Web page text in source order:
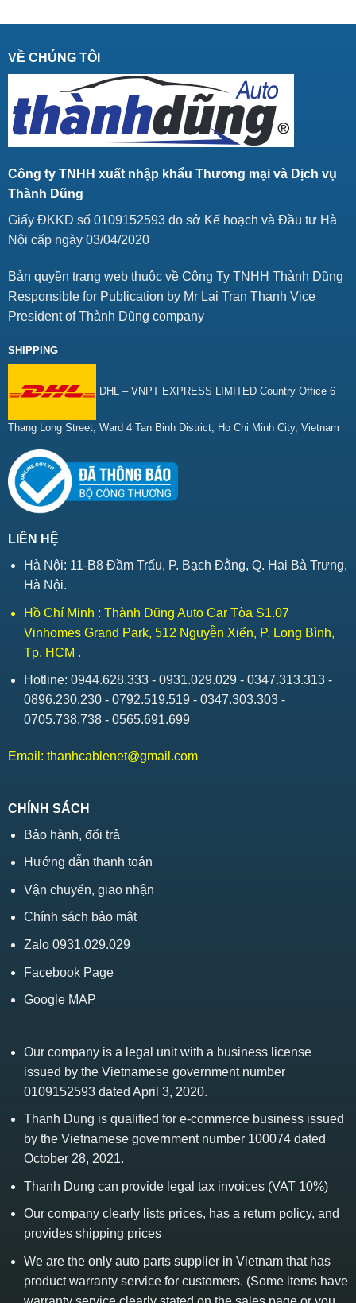
VỀ CHÚNG TÔI
Công ty TNHH xuất nhập khẩu Thương mại và Dịch vụ
Thành Dũng
Giấy ĐKKD số 0109152593 do sở Kế hoạch và Đầu tư Hà
Nội cấp ngày 03/04/2020
Bản quyền trang web thuộc về Công Ty TNHH Thành Dũng
Responsible for Publication by Mr Lai Tran Thanh Vice
President of Thành Dũng company
SHIPPING
DHL – VNPT EXPRESS LIMITED Country Office 6
Thang Long Street, Ward 4 Tan Binh District, Ho Chi Minh City, Vietnam
LIÊN HỆ
Hà Nội: 11-B8 Đầm Trấu, P. Bạch Đằng, Q. Hai Bà Trưng,
Hà Nội.
Hồ Chí Minh : Thành Dũng Auto Car Tòa S1.07
Vinhomes Grand Park, 512 Nguyễn Xiển, P. Long Bình,
Tp. HCM .
Hotline: 0944.628.333 - 0931.029.029 - 0347.313.313 -
0896.230.230 - 0792.519.519 - 0347.303.303 -
0705.738.738 - 0565.691.699
Email: thanhcablenet@gmail.com
CHÍNH SÁCH
Bảo hành, đổi trả
Hướng dẫn thanh toán
Vận chuyển, giao nhận
Chính sách bảo mật
Zalo 0931.029.029
Facebook Page
Google MAP
Our company is a legal unit with a business license
issued by the Vietnamese government number
0109152593 dated April 3, 2020.
Thanh Dung is qualified for e-commerce business issued
by the Vietnamese government number 100074 dated
October 28, 2021.
Thanh Dung can provide legal tax invoices (VAT 10%)
Our company clearly lists prices, has a return policy, and
provides shipping prices
We are the only auto parts supplier in Vietnam that has
product warranty service for customers. (Some items have